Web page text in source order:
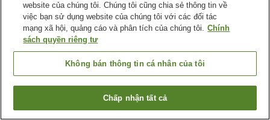
Tiện nghi chỗ nghỉ
Wi-Fi
Bãi đỗ xe
Cách nhà ga 5 phút đi bộ
Trang chủ Nhật Bản Thành phố Tokyo
Quận Shinjuku
Shinjuku Kuyakusho-mae Capsule Hotel
Tìm phòng trống
website của chúng tôi. Chúng tôi cũng chia sẻ thông tin về
việc bạn sử dụng website của chúng tôi với các đối tác
mạng xã hội, quảng cáo và phân tích của chúng tôi. Chính
sách quyền riêng tư
Không bán thông tin cá nhân của tôi
Chấp nhận tất cả